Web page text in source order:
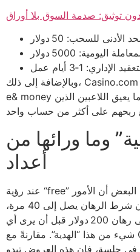
توثيق: صدمة السوق بلا أوراق
الأدنى للسحب: 50 دولار
اليومية: 5000 دولار
الإداري: 1‑3 أيام عمل
وبالإضافة إلى ذلك، Casino.com يفرض حدًا أقصى على معاملات
e& money يبلغ 3000 دولار يوميًا، وهو ما يعيق اللاعبين الذين
وما ورائها من
أعداد
عند رؤية “free” بونص بمبلغ 5 دولار، يظن البعض أن الأمور
سريعة وسهلة، لكن الحقيقة أن شرط الرهان يصل إلى 40 مرة،
ما يعني أن اللاعب سيحتاج إلى رهان 200 دولار قبل أن يرى أي
شيء من هذا “الهدية”. مقارنةً مع Gonzo’s Quest التي قد تقدم
من 5000 دولار في جلسة، فإن هذه العروض تبدو